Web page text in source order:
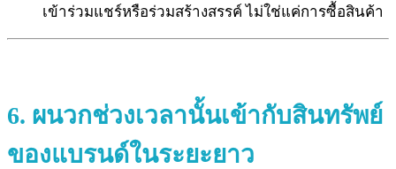
เข้าร่วมแชร์หรือร่วมสร้างสรรค์ ไม่ใช่แค่การซื้อสินค้า
6. ผนวกช่วงเวลานั้นเข้ากับสินทรัพย์
ของแบรนด์ในระยะยาว